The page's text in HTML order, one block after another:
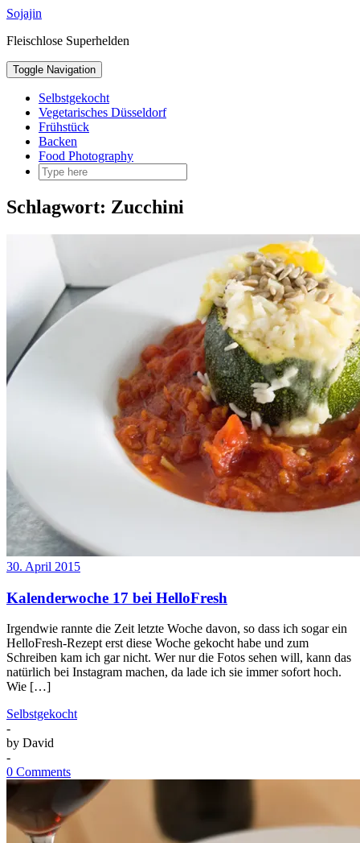
Sojajin
Fleischlose Superhelden
Toggle Navigation
Selbstgekocht
Vegetarisches Düsseldorf
Frühstück
Backen
Food Photography
Schlagwort: Zucchini
30. April 2015
Kalenderwoche 17 bei HelloFresh
Irgendwie rannte die Zeit letzte Woche davon, so dass ich sogar ein
HelloFresh-Rezept erst diese Woche gekocht habe und zum
Schreiben kam ich gar nicht. Wer nur die Fotos sehen will, kann das
natürlich bei Instagram machen, da lade ich sie immer sofort hoch.
Wie […]
Selbstgekocht
-
by David
-
0 Comments